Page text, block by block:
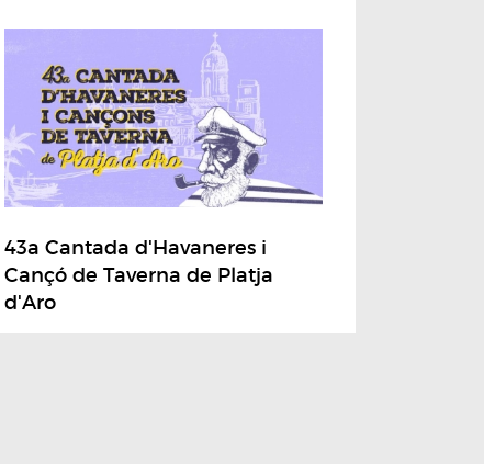
43a Cantada d'Havaneres i
Cançó de Taverna de Platja
d'Aro